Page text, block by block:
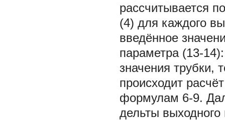
рассчитывается
(4) для каждого
введённое
параметра (13-
значения трубки,
происходит
формулам 6-9.
дельты